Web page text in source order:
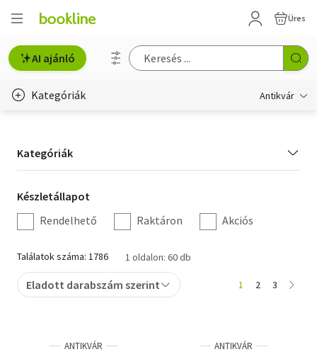
Üres
AI ajánló
Kategóriák Antikvár
Régi képeslap
Életmód, egészség
Erotika
Gyermek- és ifjúsági
Hobbi, szabadidő
Kategória
szűrés
Kategóriák
Készletállapot
szűrés
Készletállapot
Rendelhető
Raktáron Akciós
Találatok száma: 1786 1 oldalon: 60 db
Eladott darabszám szerint 1 2 3
ANTIKVÁR ANTIKVÁR